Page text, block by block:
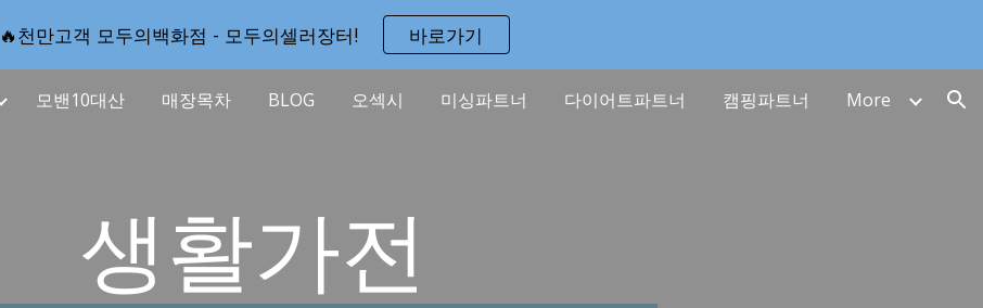
Skip to main content Skip to navigation
🔥천만고객 모두의백화점 - 모두의셀러장터! 바로가기
모밴10대산 매장목차 BLOG 오섹시 미싱파트너 다이어트파트너 캠핑파트너 More
생활가전